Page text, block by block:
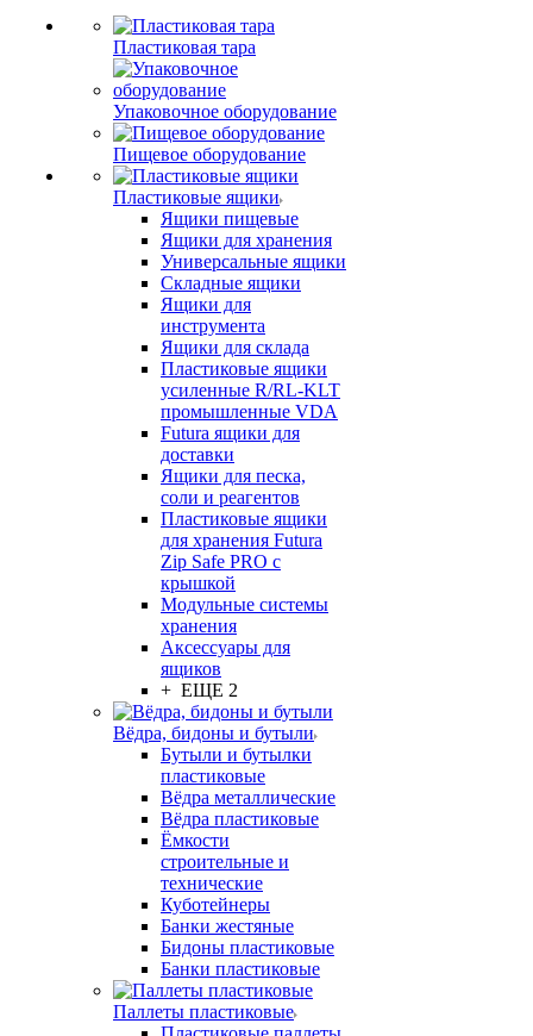
Пластиковая тара
Упаковочное оборудование
Пищевое оборудование
Пластиковые ящики
Ящики пищевые
Ящики для хранения
Универсальные ящики
Складные ящики
Ящики для
инструмента
Ящики для склада
Пластиковые ящики
усиленные R/RL-KLT
промышленные VDA
Futura ящики для
доставки
Ящики для песка,
соли и реагентов
Пластиковые ящики
для хранения Futura
Zip Safe PRO с
крышкой
Модульные системы
хранения
Аксессуары для
ящиков
+ ЕЩЕ 2
Вёдра, бидоны и бутыли
Бутыли и бутылки
пластиковые
Вёдра металлические
Вёдра пластиковые
Ёмкости
строительные и
технические
Куботейнеры
Банки жестяные
Бидоны пластиковые
Банки пластиковые
Паллеты пластиковые